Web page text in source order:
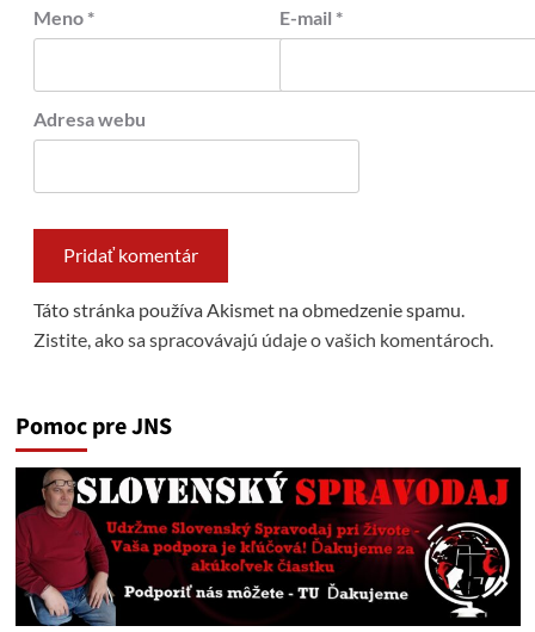
Meno * E-mail *
Adresa webu
Táto stránka používa Akismet na obmedzenie spamu.
Zistite, ako sa spracovávajú údaje o vašich komentároch.
Pomoc pre JNS